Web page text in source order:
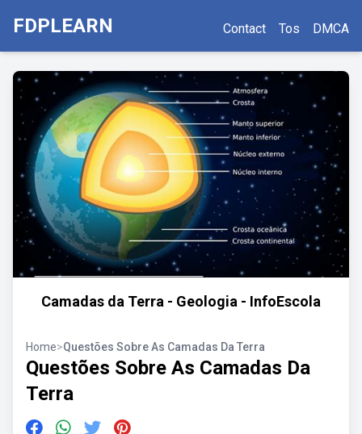
FDPLEARN Contact Tos DMCA
Camadas da Terra - Geologia - InfoEscola
Home>Questões Sobre As Camadas Da Terra
Questões Sobre As Camadas Da
Terra